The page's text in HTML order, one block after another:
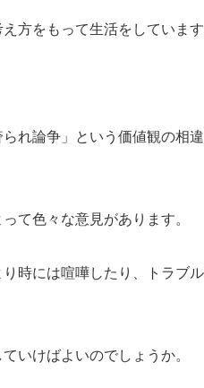
方をもって生活をしています
れ論争」という価値観の相
て色々な意見があります。
時には喧嘩したり、トラブ
いけばよいのでしょうか。